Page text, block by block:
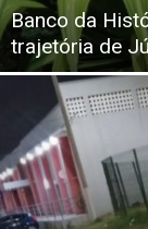
Banco da
trajetória de